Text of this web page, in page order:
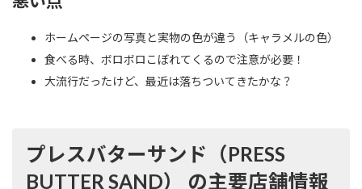
ホームページの写真と実物の色が違う（キャラメルの色）
食べる時、ボロボロこぼれてくるので注意が必要！
大流行だったけど、最近は落ちついてきたかな？
プレスバターサンド（PRESS
BUTTER SAND） の主要店舗情報